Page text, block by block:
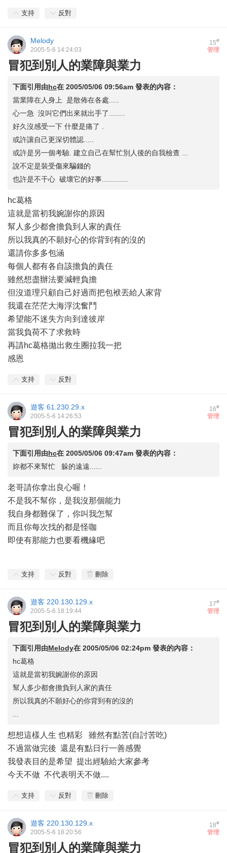
支持 反對
15#
Melody
管理
2005-5-6 14:24:03
冒犯到別人的業障與業力
下面引用由hc在 2005/05/06 09:56am 發表的內容：
當業障在人身上 是散佈在各處.....
心一急 沒叫它們出來就出手了........
好久沒感受一下 什麼是痛了 .
或許讓自己更深切體認.....
或許是另一個考驗. 建立自己在幫忙別人後的自我檢查 ...
說不定是裝受傷來騙錢的
也許是不干心 破壞它的好事.............
hc葛格
這就是當初我婉謝你的原因
幫人多少都會擔負到人家的責任
所以我真的不願好心的你背到有的沒的
還請你多多包涵
每個人都有各自該擔負的責任
雖然想盡辦法要減輕負擔
但沒道理只顧自己好過而把包袱丟給人家背
我還在茫茫大海浮沈奮鬥
希望能不迷失方向到達彼岸
當我負荷不了求救時
再請hc葛格拋出救生圈拉我一把
感恩
支持 反對
16#
遊客 61.230.29.x
管理
2005-5-6 14:26:53
冒犯到別人的業障與業力
下面引用由hc在 2005/05/06 09:47am 發表的內容：
妳都不來幫忙 躲的遠遠......
老哥請你拿出良心喔！
不是我不幫你，是我沒那個能力
我自身都難保了，你叫我怎幫
而且你每次找的都是怪咖
即使有那能力也要看機緣吧
支持 反對 刪除
17#
遊客 220.130.129.x
管理
2005-5-6 18:19:44
冒犯到別人的業障與業力
下面引用由Melody在 2005/05/06 02:24pm 發表的內容：
hc葛格
這就是當初我婉謝你的原因
幫人多少都會擔負到人家的責任
所以我真的不願好心的你背到有的沒的
想想這樣人生 也精彩 雖然有點苦(自討苦吃)
不過當做完後 還是有點日行一善感覺
我發表目的是希望 提出經驗給大家參考
今天不做 不代表明天不做....
支持 反對 刪除
18#
遊客 220.130.129.x
管理
2005-5-6 18:20:56
冒犯到別人的業障與業力